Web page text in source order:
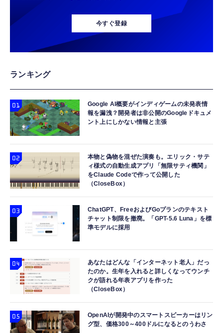
Ray-Ban Meta スマートグラス WAYFARER
調光レンズ IPX4防水シャイニーブラック / グ
リーン 50mm 0RW4012
防水 小型 軽量 鍵 財布 車 子ども 高齢者 ペッ
ト見守り キーホルダー付属 (2個セット：ブラ
ック)
￥1,699
Apple Watch 45mm 44mm 一体型 バンド ケ
ース【Apple Watch SE3/9/8/7/SE2/SE/6/5/4
対応】 耐衝撃 PC TPU 二重構造 スポーツバ
ンド 落下 衝撃吸収 耐久性 傷防止 ラギッド・
アーマー・プロ 062CS25324 (ブラック)
￥2,999
エレコム 充電器 Type-C USB-C 20W USB PD
対応 ケーブル一体型 1.5m PSE認証品 GaN採
用 折りたたみ式プラグ しろちゃん 【
iPhone16 15 等対応】 EC-AC6920WF
iPhone 17/iPhone 16 /iPhone 15 /
MacBook、iPad Pro/Air、Galaxy、Sony、
Pixel Type C機種対応
￥749
エレコム 充電器 40W 2ポート Type-C USB
PD対応 PPS対応 GaN II採用 折りたたみ式プ
ラグ ホワイト EC-AC10640WH
￥1,790
【整備済み品】エイチピー ProDisplay P224
モニター 21.5インチ IPS フルHD｜
HDMI/DisplayPort/VGA｜5ms 応答｜ブルー
ライトカット & フリッカーフリー｜VESA 対
￥8,520
￥25,540
【整備済み品】 Nintendo Switch Lite 本体
￥25,856
今すぐ登録
ランキング
Google AI概要がインディゲームの未発表情
報を漏洩？開発者は非公開のGoogleドキュメ
ント上にしかない情報と主張
本物と偽物を混ぜた演奏も。エリック・サテ
ィ様式の自動生成アプリ「無限サティ機関」
をClaude Codeで作って公開した
（CloseBox）
ChatGPT、FreeおよびGoプランのテキスト
チャット制限を撤廃。「GPT-5.6 Luna」を標
準モデルに採用
あなたはどんな「インターネット老人」だっ
たのか。生年を入れると詳しくなってウンチ
クが語れる年表アプリを作った
（CloseBox）
OpenAIが開発中のスマートスピーカーはリン
グ型、価格300～400ドルになるとのうわさ